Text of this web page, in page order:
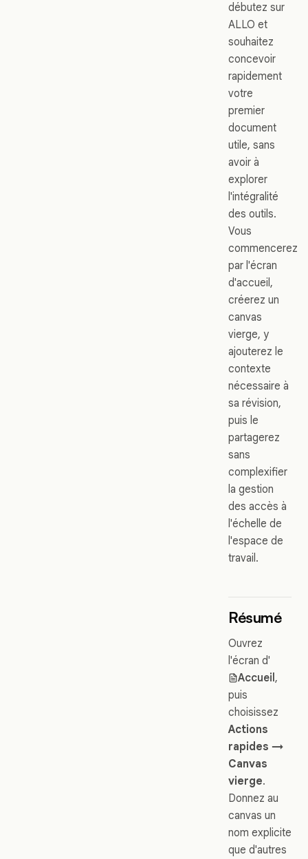
débutez sur
ALLO et
souhaitez
concevoir
rapidement
votre
premier
document
utile, sans
avoir à
explorer
l'intégralité
des outils.
Vous
commencerez
par l'écran
d'accueil,
créerez un
canvas
vierge, y
ajouterez le
contexte
nécessaire à
sa révision,
puis le
partagerez
sans
complexifier
la gestion
des accès à
l'échelle de
l'espace de
travail.
Résumé
Ouvrez
l'écran d'
Accueil ,
puis
choisissez
Actions
rapides →
Canvas
vierge.
Donnez au
canvas un
nom explicite
que d'autres